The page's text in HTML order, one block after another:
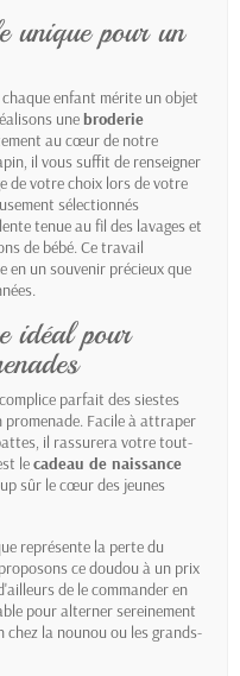
unique pour un
enfant mérite un objet
une broderie
au cœur de notre
il vous suffit de renseigner
de votre choix lors de votre
sélectionnés
tenue au fil des lavages et
de bébé. Ce travail
en un souvenir précieux que
idéal pour
parfait des siestes
promenade. Facile à attraper
il rassurera votre tout-
lecadeau de naissance
sûr le cœur des jeunes
représente la perte du
ce doudou à un prix
de le commander en
pour alterner sereinement
chez la nounou ou les grands-